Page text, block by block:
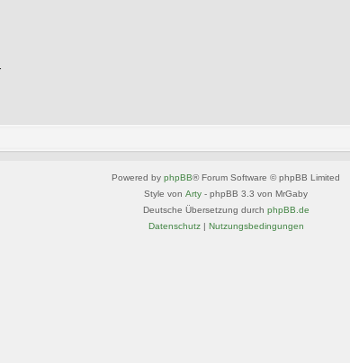
Powered by phpBB® Forum Software © phpBB Limited
Style von Arty - phpBB 3.3 von MrGaby
Deutsche Übersetzung durch phpBB.de
Datenschutz| Nutzungsbedingungen